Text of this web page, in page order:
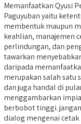
Memanfaatkan Qyusi
Paguyuban yaitu
membentuk maupun
keahlian, manajemen
perlindungan, dan
tawarkan
daripada
merupakan salah satu
dan juga handal di
menggambarkan
berbobot tinggi.
dialog mengenai cetak